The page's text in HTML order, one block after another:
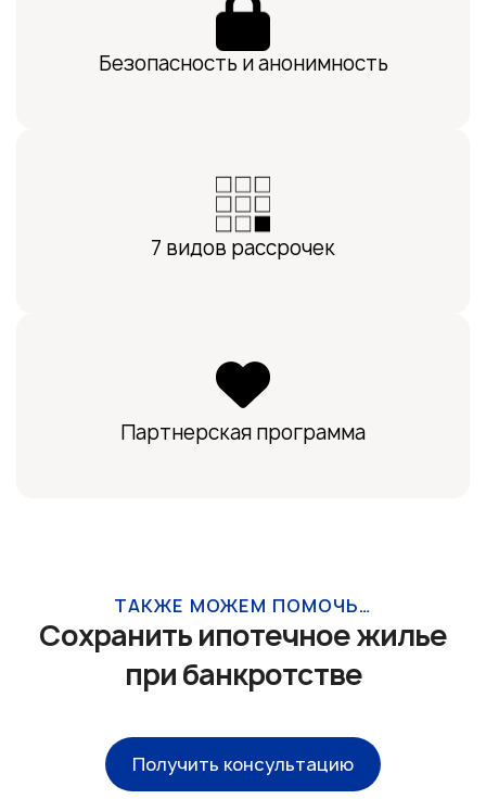
Безопасность и анонимность
7 видов рассрочек
Партнерская программа
ТАКЖЕ МОЖЕМ ПОМОЧЬ…
Сохранить ипотечное жилье
при банкротстве
Получить консультацию